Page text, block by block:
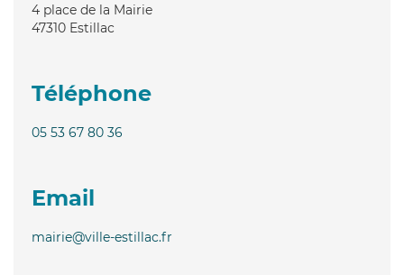
4 place de la Mairie
47310 Estillac
Téléphone
05 53 67 80 36
Email
mairie@ville-estillac.fr